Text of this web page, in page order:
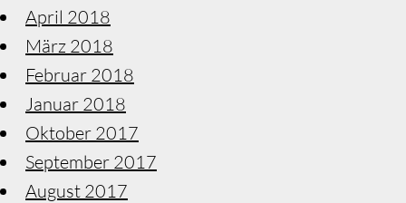
April 2018
März 2018
Februar 2018
Januar 2018
Oktober 2017
September 2017
August 2017